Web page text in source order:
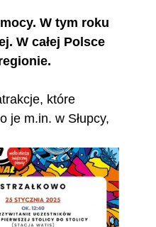
W tym roku
W całej Polsce
które
je m.in. w Słupcy,